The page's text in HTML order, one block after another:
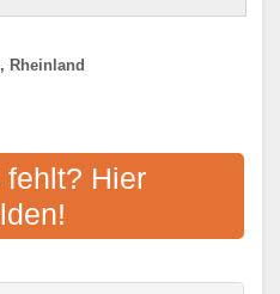
Rheinland
HAAN
Str. 49, 42781 Haan
Aktualisiert: August 2021
fehlt? Hier